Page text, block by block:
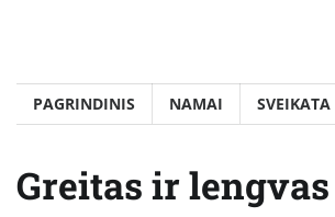
PAGRINDINIS NAMAI SVEIKATA
Greitas ir